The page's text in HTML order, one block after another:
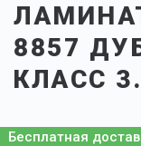
8857
КЛАСС
Бесплатная